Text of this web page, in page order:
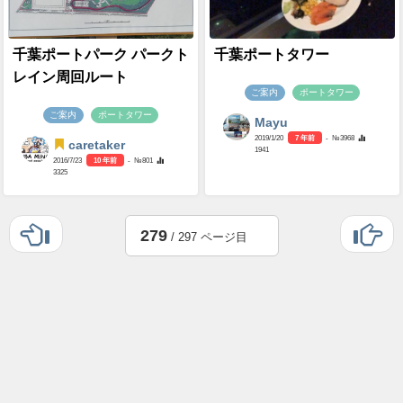
千葉ポートパーク パークト
レイン周回ルート
ご案内 ポートタワー
caretaker
2016/7/23 10 年前
- №801
3325
千葉ポートタワー
ご案内 ポートタワー
Mayu
2019/1/20 7 年前
- №3968
1941
279/ 297 ページ目